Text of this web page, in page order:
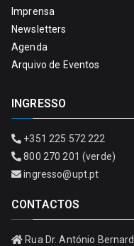
Imprensa
Newsletters
Agenda
Arquivo de Eventos
INGRESSO
+351 225 572 222
800 270 201 (verde)
ingresso@upt.pt
CONTACTOS
Rua Dr. António